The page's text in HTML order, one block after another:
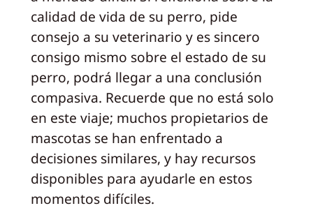
calidad de vida de su perro, pide
consejo a su veterinario y es sincero
consigo mismo sobre el estado de su
perro, podrá llegar a una conclusión
compasiva. Recuerde que no está solo
en este viaje; muchos propietarios de
mascotas se han enfrentado a
decisiones similares, y hay recursos
disponibles para ayudarle en estos
momentos difíciles.